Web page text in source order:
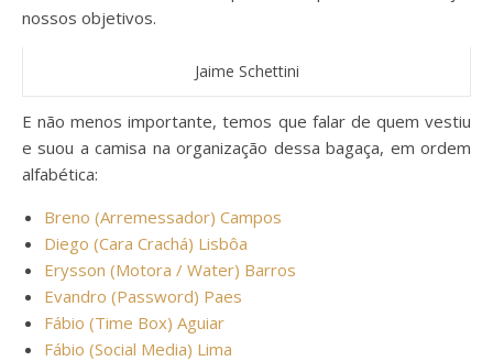
nossos objetivos.
Jaime Schettini
E não menos importante, temos que falar de quem vestiu
e suou a camisa na organização dessa bagaça, em ordem
alfabética:
Breno (Arremessador) Campos
Diego (Cara Crachá) Lisbôa
Erysson (Motora / Water) Barros
Evandro (Password) Paes
Fábio (Time Box) Aguiar
Fábio (Social Media) Lima